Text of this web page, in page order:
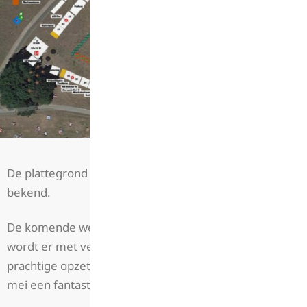
De plattegrond van de European Koi Show 2026 is
bekend.
De komende week (we starten 2e pinksterdag)
wordt er met veel vrijwilligers gewerkt aan deze
prachtige opzet om er in het weekend van 30 & 31
mei een fantastische show van te maken!